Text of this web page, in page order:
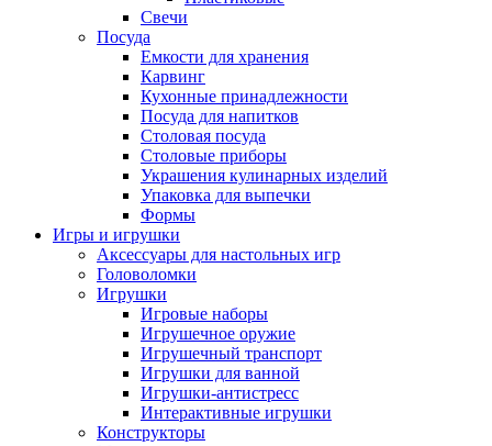
Свечи
Посуда
Емкости для хранения
Карвинг
Кухонные принадлежности
Посуда для напитков
Столовая посуда
Столовые приборы
Украшения кулинарных изделий
Упаковка для выпечки
Формы
Игры и игрушки
Аксессуары для настольных игр
Головоломки
Игрушки
Игровые наборы
Игрушечное оружие
Игрушечный транспорт
Игрушки для ванной
Игрушки-антистресс
Интерактивные игрушки
Конструкторы